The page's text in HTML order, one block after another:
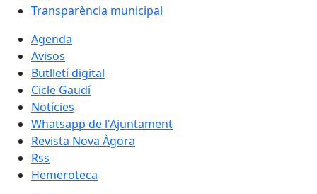
Transparència municipal
Agenda
Avisos
Butlletí digital
Cicle Gaudí
Notícies
Whatsapp de l'Ajuntament
Revista Nova Àgora
Rss
Hemeroteca